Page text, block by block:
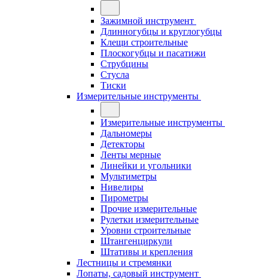
Зажимной инструмент
Длинногубцы и круглогубцы
Клещи строительные
Плоскогубцы и пасатижи
Струбцины
Стусла
Тиски
Измерительные инструменты
Измерительные инструменты
Дальномеры
Детекторы
Ленты мерные
Линейки и угольники
Мультиметры
Нивелиры
Пирометры
Прочие измерительные
Рулетки измерительные
Уровни строительные
Штангенциркули
Штативы и крепления
Лестницы и стремянки
Лопаты, садовый инструмент